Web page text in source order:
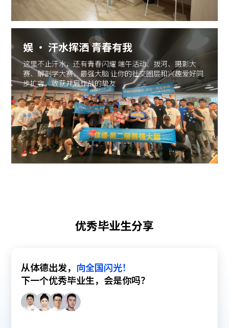
娱 · 汗水挥洒 青春有我
这里不止汗水，还有青春闪耀 端午活动、拔河、摄影大
赛、解剖学大赛、最强大脑 让你的社交圈层和兴趣爱好同
步扩容，收获并肩作战的挚友
优秀毕业生分享
从体德出发， 向全国闪光！
下一个优秀毕业生，会是你吗？